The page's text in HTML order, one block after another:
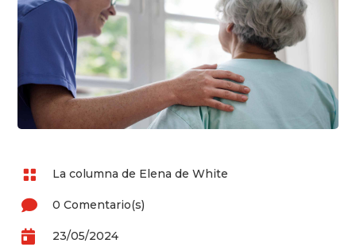
 La columna de Elena de White
 0 Comentario(s)
 23/05/2024